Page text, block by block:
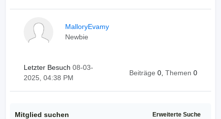
MalloryEvamy
Newbie
Letzter Besuch 08-03-
2025, 04:38 PM
Beiträge 0, Themen 0
Mitglied suchen Erweiterte Suche